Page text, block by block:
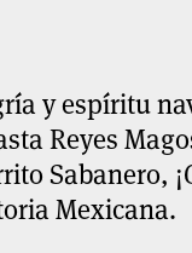
y espíritu
Reyes
Sabanero,
Mexicana.